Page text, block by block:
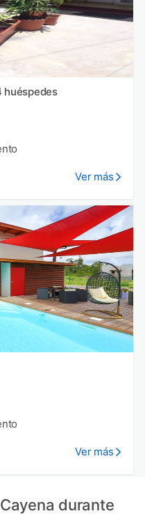
huéspedes
Ver más
Ver más
durante